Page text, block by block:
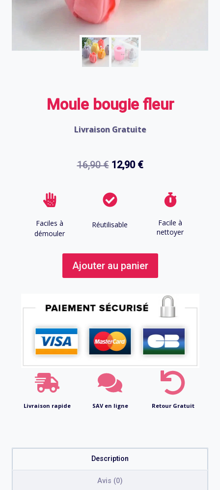
Moule bougie fleur
Livraison Gratuite
16,90€ Le
initial
était :
12,90 €Le
actuel
est :
Faciles à
démouler
Réutilisable
Facile à
nettoyer
Ajouter au panier
Livraison rapide SAV en ligne Retour Gratuit
Description
Avis (0)